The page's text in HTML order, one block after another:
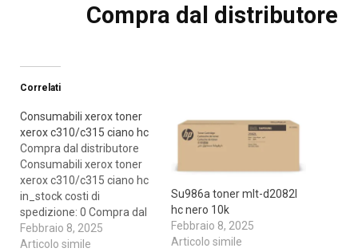
Compra dal distributore
Correlati
Consumabili xerox toner
xerox c310/c315 ciano hc
Compra dal distributore
Consumabili xerox toner
xerox c310/c315 ciano hc
in_stock costi di
spedizione: 0 Compra dal
distributore
Febbraio 8, 2025
Articolo simile
Su986a toner mlt-d2082l
hc nero 10k
Febbraio 8, 2025
Articolo simile